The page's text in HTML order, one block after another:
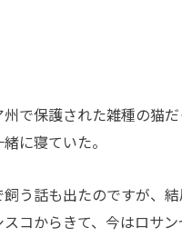
で保護された雑種の猫
に寝ていた。
飼う話も出たのですが、
コからきて、今はロサ